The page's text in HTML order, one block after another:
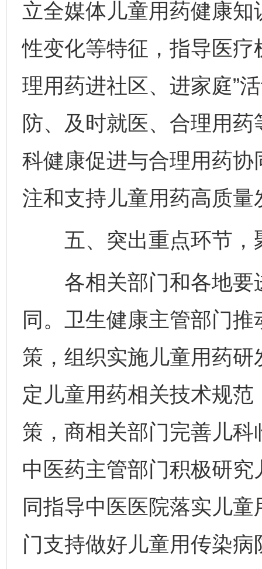
立全媒体儿童用药健康
性变化等特征，指导医疗
理用药进社区、进家庭”
防、及时就医、合理用
科健康促进与合理用药
注和支持儿童用药高质量
五、突出重点环节，
各相关部门和各地要
同。卫生健康主管部门
策，组织实施儿童用药
定儿童用药相关技术规
策，商相关部门完善儿
中医药主管部门积极研
同指导中医医院落实儿
门支持做好儿童用传染